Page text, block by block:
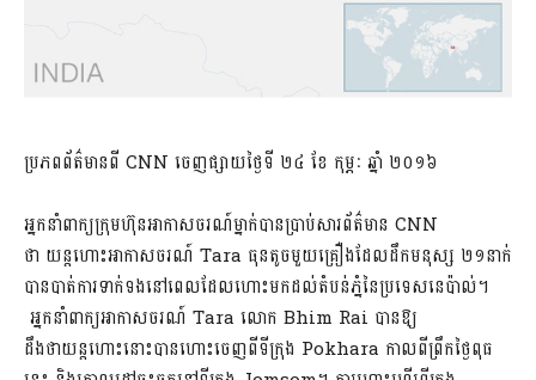
ប្រភពព័ត៌មានពី CNN ចេញផ្សាយថ្ងៃទី ២៤ ខែ កុម្ភៈ ឆ្នាំ ២០១៦
អ្នកនាំពាក្យក្រុមហ៊ុនអាកាសចរណ៍ម្នាក់បានប្រាប់សារព័ត៌មាន CNN
ថា យន្តហោះអាកាសចរណ៍ Tara ធុនតូចមួយគ្រឿងដែលដឹកមនុស្ស ២១នាក់
បានបាត់ការទាក់ទងនៅពេលដែលហោះមកដល់តំបន់ភ្នំនៃប្រទេសនេប៉ាល់។
អ្នកនាំពាក្យអាកាសចរណ៍ Tara លោក Bhim Rai បានឱ្យ
ដឹងថាយន្ដហោះនោះបានហោះចេញពីទីក្រុង Pokhara​ កាលពីព្រឹកថ្ងៃពុធ